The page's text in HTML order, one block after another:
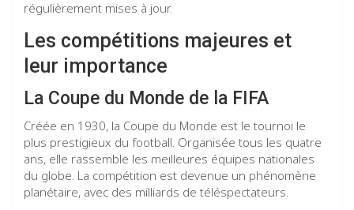
régulièrement mises à jour.
Les compétitions majeures et
leur importance
La Coupe du Monde de la FIFA
Créée en 1930, la Coupe du Monde est le tournoi le
plus prestigieux du football. Organisée tous les quatre
ans, elle rassemble les meilleures équipes nationales
du globe. La compétition est devenue un phénomène
planétaire, avec des milliards de téléspectateurs.